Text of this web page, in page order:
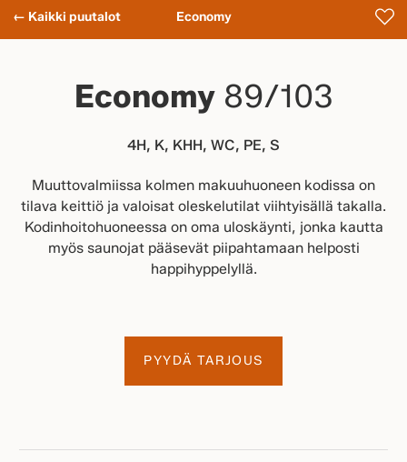
← Kaikki puutalot Economy
Economy89/103
4H, K, KHH, WC, PE, S
Muuttovalmiissa kolmen makuuhuoneen kodissa on
tilava keittiö ja valoisat oleskelutilat viihtyisällä takalla.
Kodinhoitohuoneessa on oma uloskäynti, jonka kautta
myös saunojat pääsevät piipahtamaan helposti
happihyppelyllä.
PYYDÄ TARJOUS